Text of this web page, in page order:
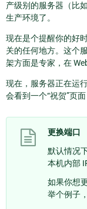
产级别的服务器（比
生产环境了。
现在是个提醒你的好时
关的任何地方。这个
架方面是专家，在
现在，服务器正在运
会看到一个“祝贺”页
更换端口
默认情况
本机内部
如果你想
举个例子